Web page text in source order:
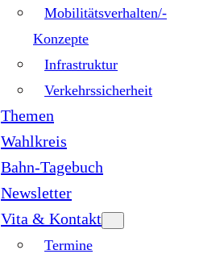
Mobilitätsverhalten/-
Konzepte
Infrastruktur
Verkehrssicherheit
Themen
Wahlkreis
Bahn-Tagebuch
Newsletter
Vita & Kontakt
Termine